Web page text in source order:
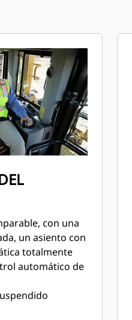
con una
un asiento con
totalmente
automático de